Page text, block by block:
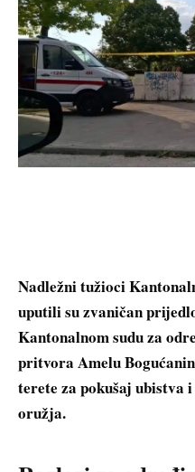
Nadležni tužioci
uputili su zvaničan
Kantonalnom sudu za
pritvora Amelu
terete za pokušaj ubistva
oružja.